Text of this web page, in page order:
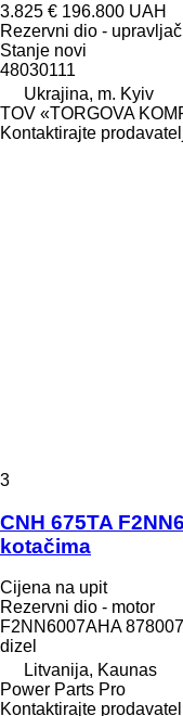
3.825 € 196.800 UAH
Rezervni dio -
Stanje novi
48030111
Ukrajina, m. Kyiv
TOV «TORGOVA
Kontaktirajte
3
CNH 675TA
kotačima
Cijena na upit
Rezervni dio - motor
F2NN6007AHA
dizel
Litvanija, Kaunas
Power Parts Pro
Kontaktirajte